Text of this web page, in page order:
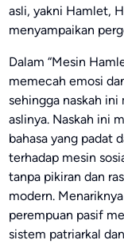
asli, yakni Hamlet,
menyampaikan
Dalam “Mesin
memecah emosi
sehingga naskah
aslinya. Naskah ini
bahasa yang padat
terhadap mesin
tanpa pikiran dan
modern.
perempuan pasif
sistem patriarkal